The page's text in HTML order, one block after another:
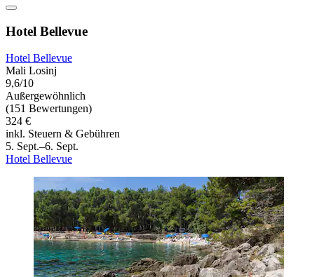
Hotel Bellevue
Hotel Bellevue
Mali Losinj
9,6/10
Außergewöhnlich
(151 Bewertungen)
324 €
inkl. Steuern & Gebühren
5. Sept.–6. Sept.
Hotel Bellevue